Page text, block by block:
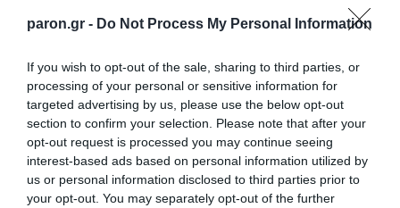
paron.gr - Do Not Process My Personal Information
If you wish to opt-out of the sale, sharing to third parties, or
processing of your personal or sensitive information for
targeted advertising by us, please use the below opt-out
section to confirm your selection. Please note that after your
opt-out request is processed you may continue seeing
interest-based ads based on personal information utilized by
us or personal information disclosed to third parties prior to
your opt-out. You may separately opt-out of the further
Ξορκίζουν τις διπλές
εκλογές στο Μαξίμου